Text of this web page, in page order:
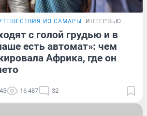
ИЗ САМАРЫ ИНТЕРВЬЮ
с голой грудью и в
есть автомат»: чем
Африка, где он
16 487 32